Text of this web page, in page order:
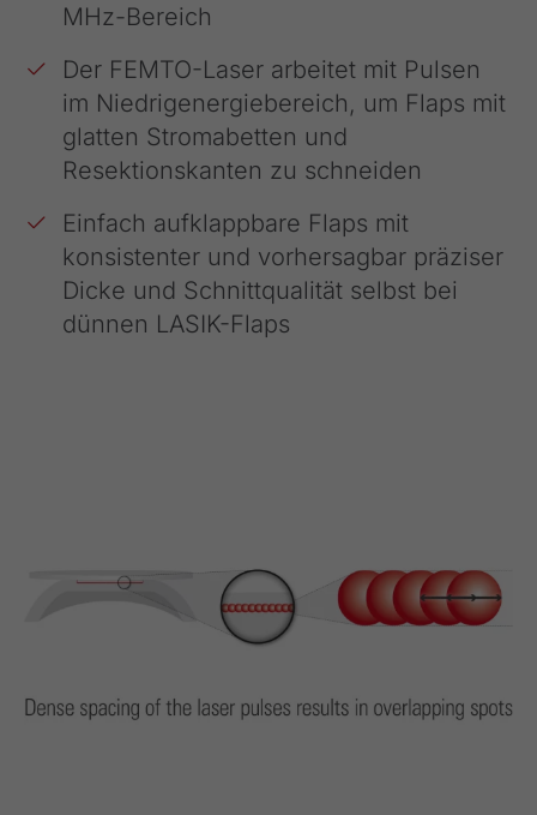
MHz-Bereich
Der FEMTO-Laser arbeitet mit Pulsen
im Niedrigenergiebereich, um Flaps mit
glatten Stromabetten und
Resektionskanten zu schneiden
Einfach aufklappbare Flaps mit
konsistenter und vorhersagbar präziser
Dicke und Schnittqualität selbst bei
dünnen LASIK-Flaps